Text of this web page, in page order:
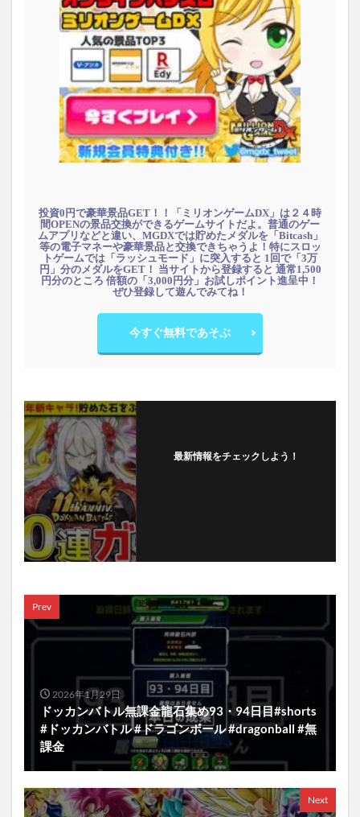
投資0円で豪華景品GET！！「ミリオンゲームDX」は２４時
間OPENの景品交換ができるゲームサイトだよ。普通のゲー
ムアプリなどと違い、MGDXでは貯めたメダルを「Bitcash」
等の電子マネーや豪華景品と交換できちゃうよ！特にスロッ
トゲームでは「ラッシュモード」に突入すると 1回で「3万
円」分のメダルをGET！ 当サイトから登録すると 通常1,500
円分のところ 倍額の「3,000円分」お試しポイント進呈中！
ぜひ登録して遊んでみてね！
今すぐ無料であそぶ
最新情報をチェックしよう！
Prev
2026年1月29日
ドッカンバトル無課金龍石集め93・94日目#shorts
#ドッカンバトル #ドラゴンボール #dragonball #無
課金
Next